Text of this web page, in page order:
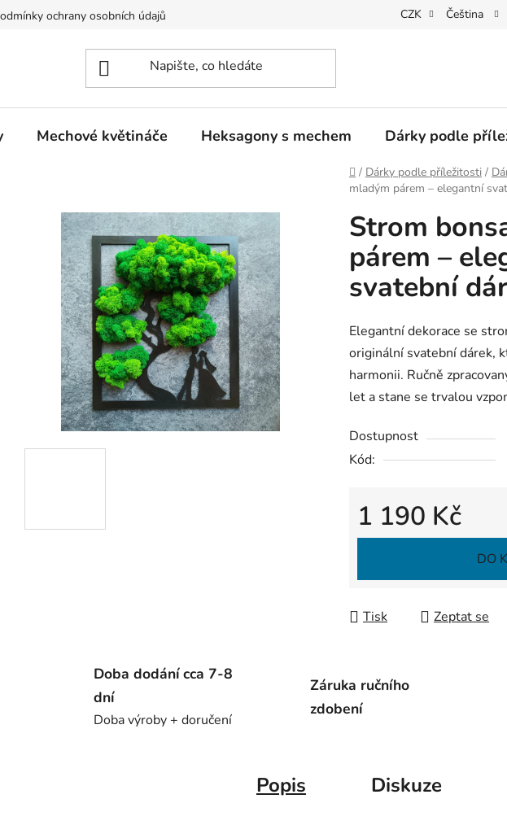
ochrany osobních údajů CZK Čeština
Mechové květináče Heksagony s mechem Dárky podle
Domů
/ Dárky podle příležitosti /
mladým párem – elegantní
Strom
párem –
svatební
Elegantní dekorace se
originální svatební dárek,
harmonii. Ručně
let a stane se trvalou
Dostupnost
Kód:
1 190 Kč
Měrná cena:
DO
Tisk Zeptat se
Doba dodání cca 7-8
dní
Doba výroby + doručení
Záruka ručního
zdobení
Popis Diskuze